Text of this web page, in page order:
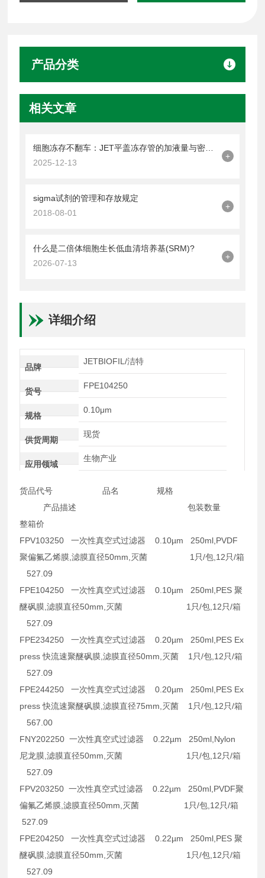
产品分类
相关文章
2025-12-13
+
sigma试剂的管理和存放规定
2018-08-01
+
什么是二倍体细胞生长低血清培养基(SRM)?
2026-07-13
+
详细介绍
品牌
JETBIOFIL/洁特
货号
FPE104250
规格
0.10μm
供货周期
现货
应用领域
生物产业
货品代号 品名 规格
产品描述 包装数量
整箱价
FPV103250 一次性真空式过滤器 0.10µm 250ml,PVDF
聚偏氟乙烯膜,滤膜直径50mm,灭菌 1只/包,12只/箱
527.09
FPE104250 一次性真空式过滤器 0.10µm 250ml,PES 聚
醚砜膜,滤膜直径50mm,灭菌 1只/包,12只/箱
527.09
FPE234250 一次性真空式过滤器 0.20µm 250ml,PES Ex
press 快流速聚醚砜膜,滤膜直径50mm,灭菌 1只/包,12只/箱
527.09
FPE244250 一次性真空式过滤器 0.20µm 250ml,PES Ex
press 快流速聚醚砜膜,滤膜直径75mm,灭菌 1只/包,12只/箱
567.00
FNY202250 一次性真空式过滤器 0.22µm 250ml,Nylon
尼龙膜,滤膜直径50mm,灭菌 1只/包,12只/箱
527.09
FPV203250 一次性真空式过滤器 0.22µm 250ml,PVDF聚
偏氟乙烯膜,滤膜直径50mm,灭菌 1只/包,12只/箱
527.09
FPE204250 一次性真空式过滤器 0.22µm 250ml,PES 聚
醚砜膜,滤膜直径50mm,灭菌 1只/包,12只/箱
527.09